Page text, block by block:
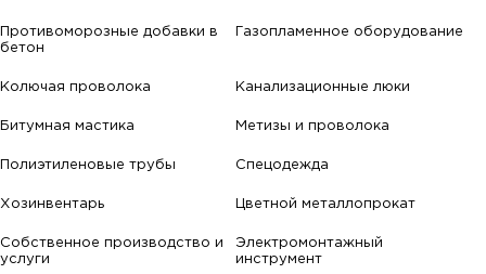
Противоморозные добавки в
бетон
Газопламенное оборудование
Колючая проволока Канализационные люки
Битумная мастика Метизы и проволока
Полиэтиленовые трубы Спецодежда
Хозинвентарь Цветной металлопрокат
Собственное производство и
услуги
Электромонтажный
инструмент